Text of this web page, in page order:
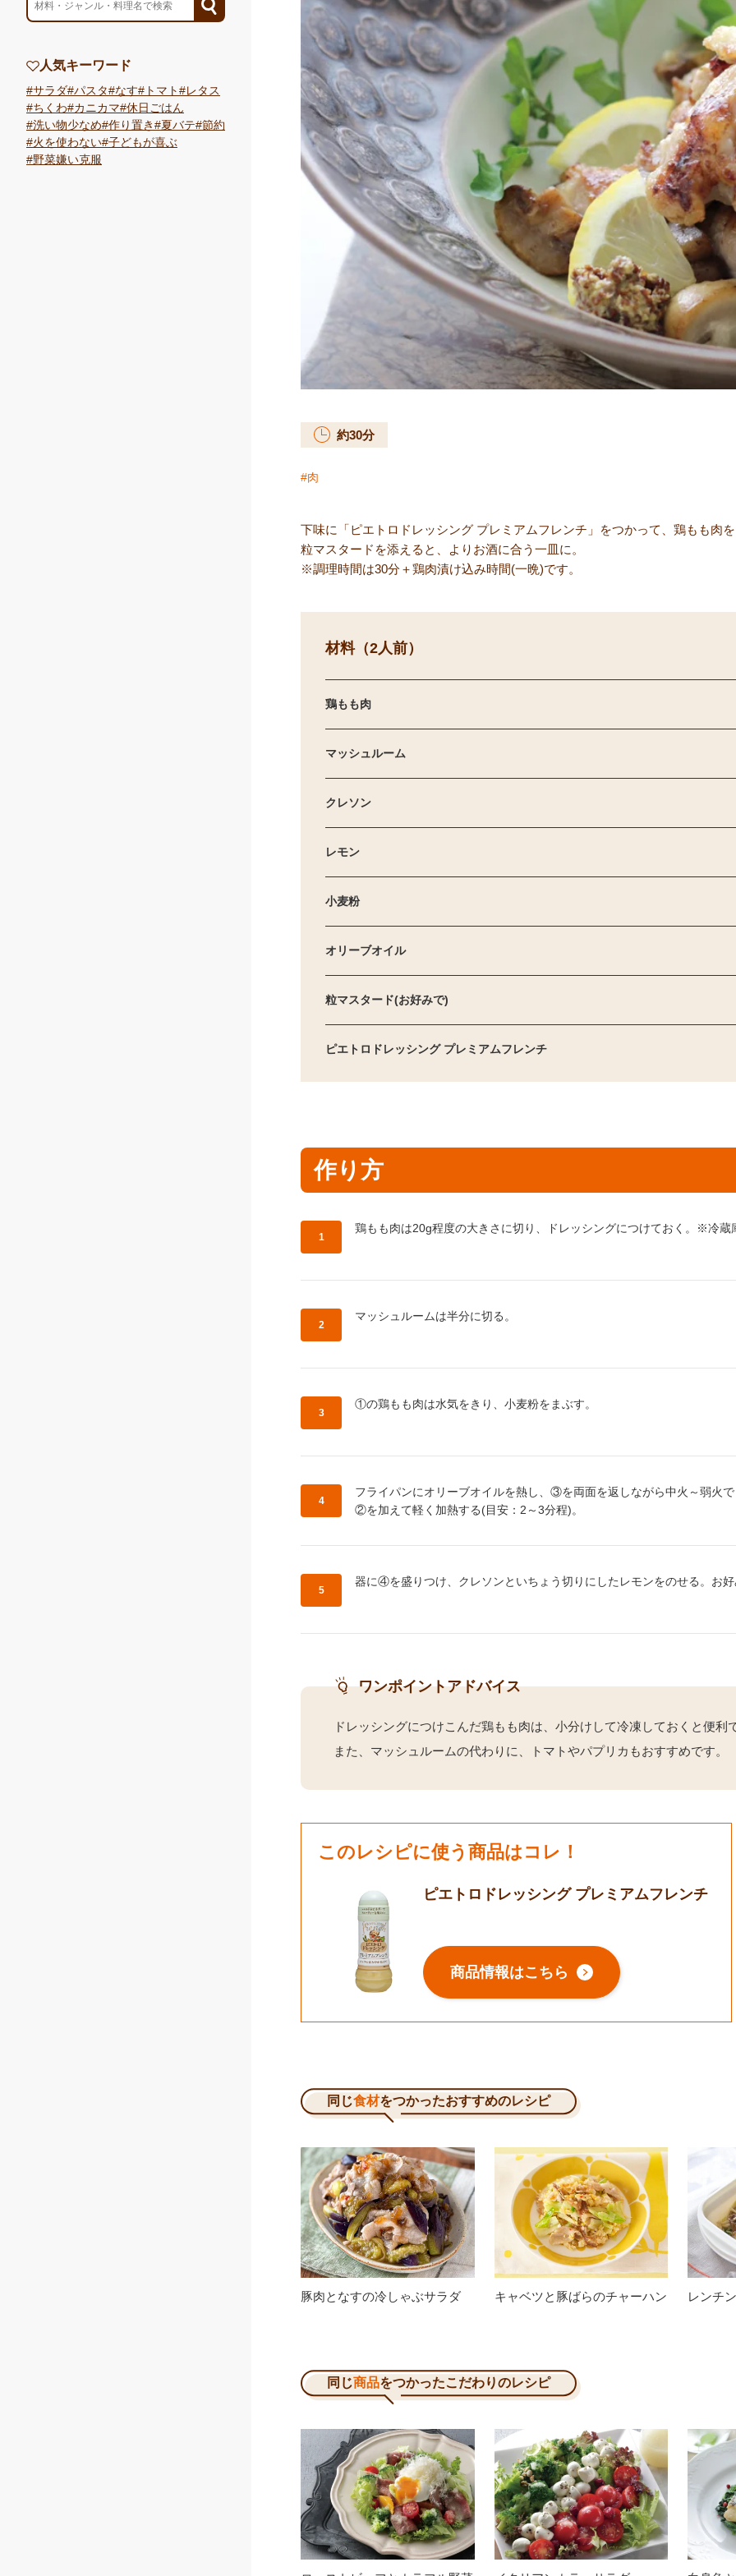
人気キーワード
サラダ パスタ なす トマト
レタス
ちくわ
カニカマ 休日ごはん
洗い物少なめ 作り置き 夏バテ 節約
火を使わない 子どもが喜ぶ
野菜嫌い克服
約30分
肉
下味に「ピエトロドレッシング プレミアムフレンチ」をつかって、鶏もも肉を
粒マスタードを添えると、よりお酒に合う一皿に。
※調理時間は30分＋鶏肉漬け込み時間(一晩)です。
材料（2人前）
鶏もも肉
マッシュルーム
クレソン
レモン
小麦粉
オリーブオイル
粒マスタード(お好みで)
ピエトロドレッシング プレミアムフレンチ
作り方
作り方1：
鶏もも肉は20g程度の大きさに切り、ドレッシングにつけておく。※冷蔵
作り方2：
マッシュルームは半分に切る。
作り方3：
①の鶏もも肉は水気をきり、小麦粉をまぶす。
作り方4：
フライパンにオリーブオイルを熱し、③を両面を返しながら中火～弱火
②を加えて軽く加熱する(目安：2～3分程)。
作り方5：
器に④を盛りつけ、クレソンといちょう切りにしたレモンをのせる。お
ワンポイントアドバイス
ドレッシングにつけこんだ鶏もも肉は、小分けして冷凍しておくと便利
また、マッシュルームの代わりに、トマトやパプリカもおすすめです。
このレシピに使う商品はコレ！
ピエトロドレッシング プレミアムフレンチ
商品情報はこちら
同じ食材をつかったおすすめのレシピ
豚肉となすの冷しゃぶサラダ キャベツと豚ばらのチャーハン レンチ
同じ商品をつかったこだわりのレシピ